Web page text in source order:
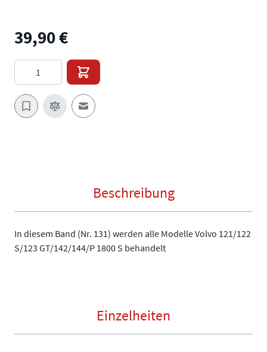
39,90 €
E-Mail an einen Freund
Beschreibung
In diesem Band (Nr. 131) werden alle Modelle Volvo 121/122
S/123 GT/142/144/P 1800 S behandelt
Einzelheiten